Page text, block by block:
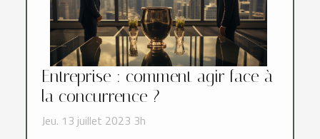
Entreprise : comment agir face à
la concurrence ?
Jeu. 13 juillet 2023 3h